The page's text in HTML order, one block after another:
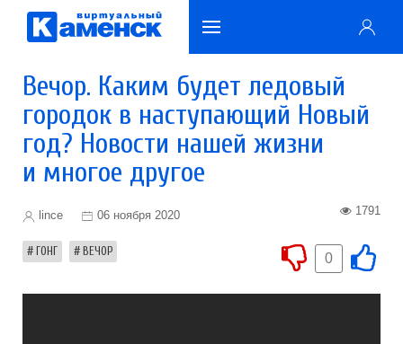
Вечор. Каким будет ледовый
городок в наступающий Новый
год? Новости нашей жизни
и многое другое
lince 06 ноября 2020 1791
ГОНГ ВЕЧОР 0